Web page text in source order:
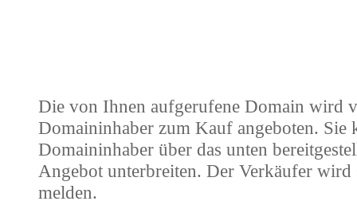
Die von Ihnen aufgerufene Domain wird
Domaininhaber zum Kauf angeboten. Sie
Domaininhaber über das unten
Angebot unterbreiten. Der Verkäufer wird
melden.